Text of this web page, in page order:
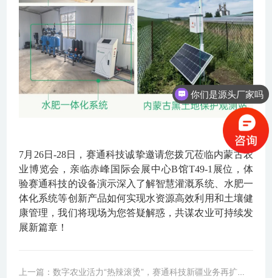
7月26日-28日
，赛通科技诚挚邀请您拨冗莅临内蒙古农
业博览会，亲临赤峰国际会展中心B馆T49-1展位 ，体
验赛通科技的设备演示深入了解智慧灌溉系统、水肥一
体化系统等创新产品如何实现水资源高效利用和土壤健
康管理，我们将现场为您答疑解惑，共谋农业可持续发
展新篇章！
上一篇：数字农业活力“热辣滚烫”，赛通科技新疆业务再扩大！
你们是源头厂家吗
你们的办事处在哪里？